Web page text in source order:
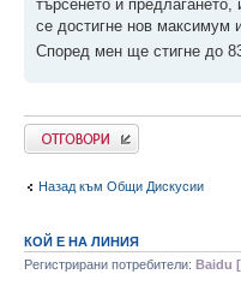
търсенето и
се достигне нов максимум
Според мен ще стигне до
Напиши коментар
Назад към Общи Дискусии
КОЙ Е НА ЛИНИЯ
Регистрирани потребители: Baidu